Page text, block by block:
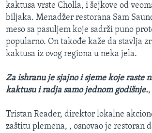
kaktusa vrste Cholla, i šejkove od
biljaka. Menadžer restorana Sam
meso sa pasuljem koje sadrži puno
popularno. On takođe kaže da stavlja
kaktusa iz ovog regiona u neka jela.
Za ishranu je sjajno i sjeme koje raste
kaktusu i radja samo jednom godišnje.
Tristan Reader, direktor lokalne
zaštitu plemena, , osnovao je restoran